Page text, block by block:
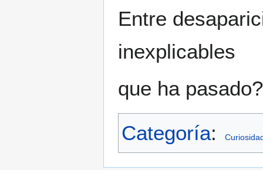
Entre
inexplicables
que ha
Categoría: